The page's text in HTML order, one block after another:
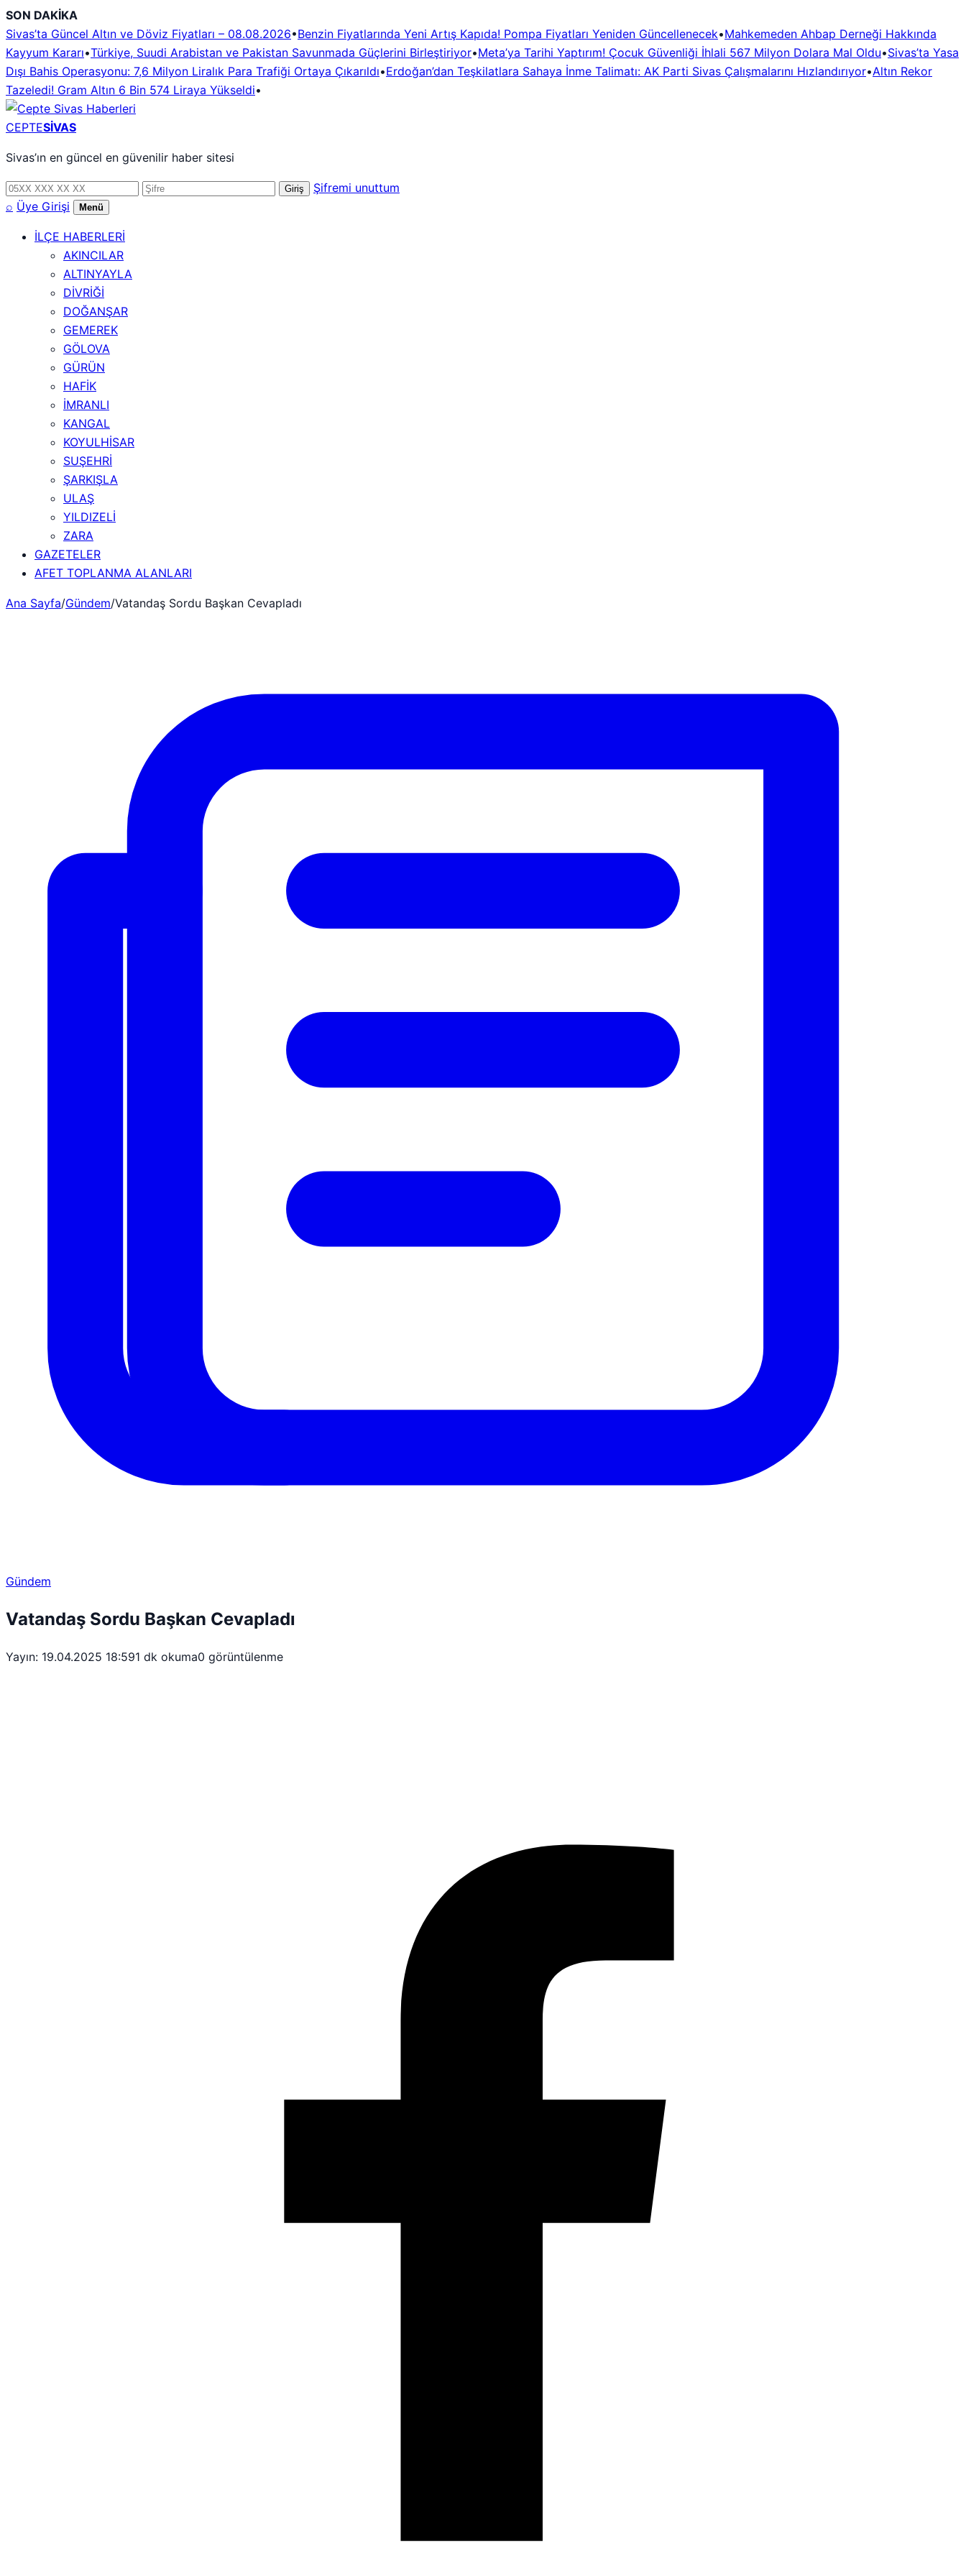
İçeriğe
geç
SON DAKİKA
Sivas’ta Güncel Altın ve Döviz Fiyatları – 08.08.2026•Benzin Fiyatlarında Yeni Artış Kapıda! Pompa Fiyatları Yeniden Güncellenecek•Mahkemeden Ahbap Derneği Hakkında
Kayyum Kararı•Türkiye, Suudi Arabistan ve Pakistan Savunmada Güçlerini Birleştiriyor•Meta’ya Tarihi Yaptırım! Çocuk Güvenliği İhlali 567 Milyon Dolara Mal Oldu•Sivas’ta Yasa
Dışı Bahis Operasyonu: 7,6 Milyon Liralık Para Trafiği Ortaya Çıkarıldı•Erdoğan’dan Teşkilatlara Sahaya İnme Talimatı: AK Parti Sivas Çalışmalarını Hızlandırıyor•Altın Rekor
Tazeledi! Gram Altın 6 Bin 574 Liraya Yükseldi•
CEPTESİVAS
Sivas’ın en güncel en güvenilir haber sitesi
Telefon
numarası
Şifre Giriş
Şifremi unuttum
⌕ Üye Girişi Menü
İLÇE HABERLERİ
AKINCILAR
ALTINYAYLA
DİVRİĞİ
DOĞANŞAR
GEMEREK
GÖLOVA
GÜRÜN
HAFİK
İMRANLI
KANGAL
KOYULHİSAR
SUŞEHRİ
ŞARKIŞLA
ULAŞ
YILDIZELİ
ZARA
GAZETELER
AFET TOPLANMA ALANLARI
Ana Sayfa/Gündem/Vatandaş Sordu Başkan Cevapladı
Gündem
Vatandaş Sordu Başkan Cevapladı
Yayın: 19.04.2025 18:591 dk okuma0 görüntülenme